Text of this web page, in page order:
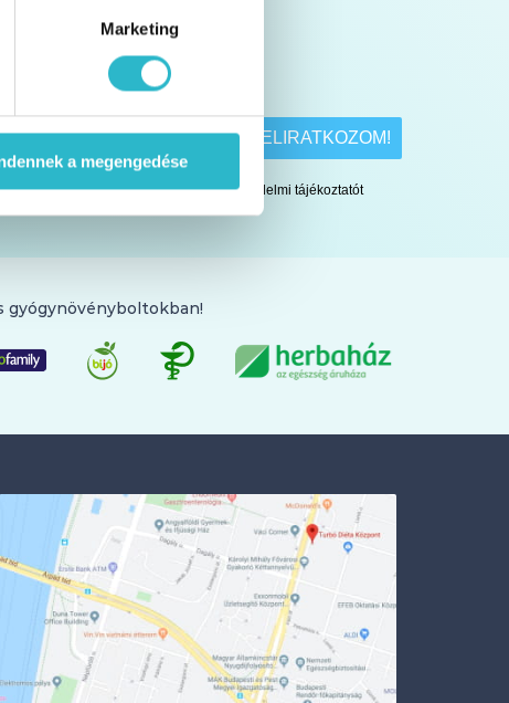
Marketing
a megengedése
Legfrissebb akcióinkról is
FELIRATKOZOM!
adataim kezelésére vonatkozó Adatvédelmi tájékoztatót
gyógynövényboltokban!